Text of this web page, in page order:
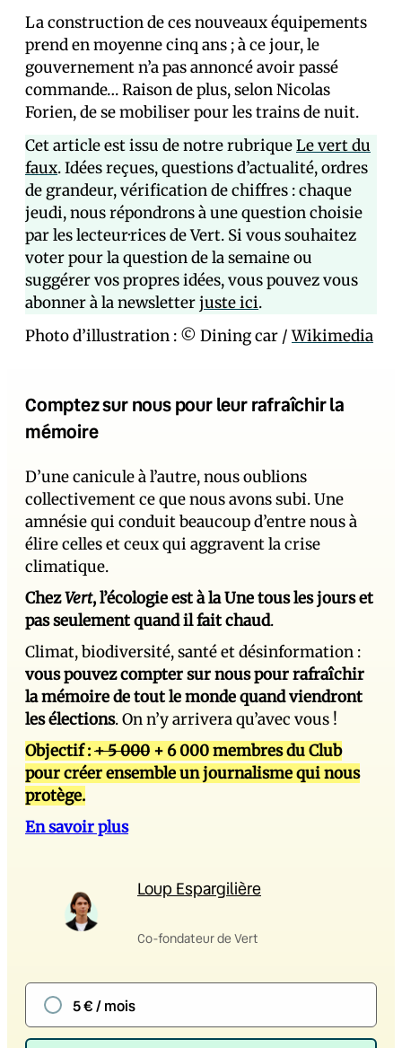
La construction de ces nouveaux équipements
prend en moyenne cinq ans ; à ce jour, le
gouvernement n’a pas annoncé avoir passé
commande… Raison de plus, selon Nicolas
Forien, de se mobiliser pour les trains de nuit.
Cet article est issu de notre rubriqueLe vert du
faux. Idées reçues, questions d’actualité, ordres
de grandeur, vérification de chiffres : chaque
jeudi, nous répondrons à une question choisie
par les lecteur·rices de Vert. Si vous souhaitez
voter pour la question de la semaine ou
suggérer vos propres idées, vous pouvez vous
abonner à la newsletterjuste ici.
Photo d’illustration : © Dining car /Wikimedia
Comptez sur nous pour leur rafraîchir la
mémoire
D’une canicule à l’autre, nous oublions
collectivement ce que nous avons subi. Une
amnésie qui conduit beaucoup d’entre nous à
élire celles et ceux qui aggravent la crise
climatique.
ChezVert, l’écologie est à la Une tous les jours et
pas seulement quand il fait chaud.
Climat, biodiversité, santé et désinformation :
vous pouvez compter sur nous pour rafraîchir
la mémoire de tout le monde quand viendront
les élections. On n’y arrivera qu’avec vous !
Objectif :+ 5 000 + 6 000 membres du Club
pour créer ensemble un journalisme qui nous
protège.
En savoir plus
Loup Espargilière
Co-fondateur de Vert
5 € / mois